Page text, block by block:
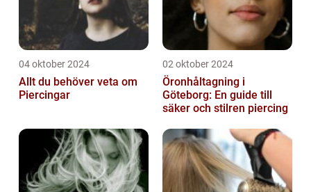
04 oktober 2024
Allt du behöver veta om
Piercingar
02 oktober 2024
Öronhåltagning i
Göteborg: En guide till
säker och stilren piercing